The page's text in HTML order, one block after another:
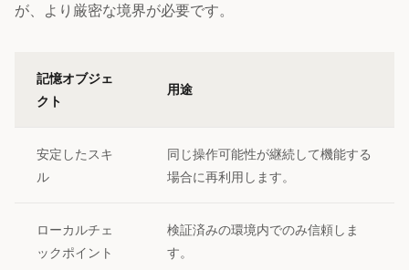
が、より厳密な境界が必要です。
記憶オブジェ
クト
用途
安定したスキ
ル
同じ操作可能性が継続して機能する
場合に再利用します。
ローカルチェ
ックポイント
検証済みの環境内でのみ信頼しま
す。